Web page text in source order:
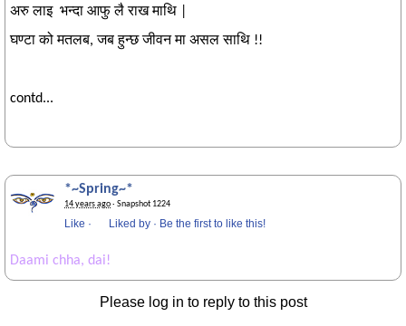
अरु लाइ भन्दा आफु लै राख माथि |
घण्टा को मतलब, जब हुन्छ जीवन मा असल साथि !!
contd...
*~Spring~*
14 years ago· Snapshot 1224
Like · Liked by · Be the first to like this!
Daami chha, dai!
Please log in to reply to this post